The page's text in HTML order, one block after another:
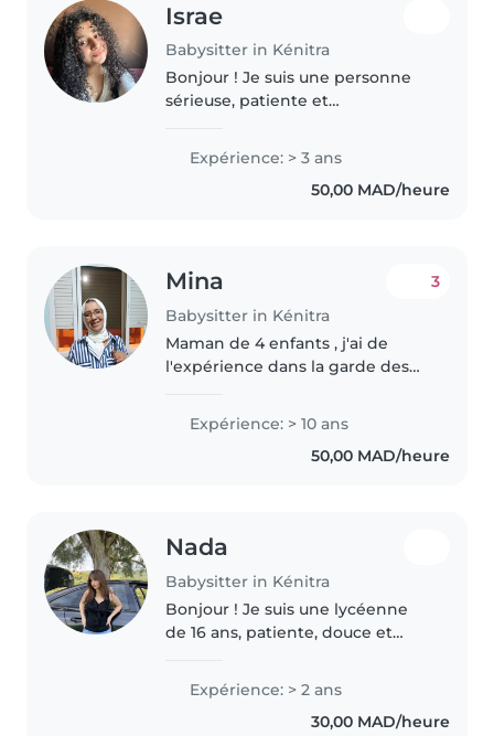
Israe
Babysitter in Kénitra
Bonjour ! Je suis une personne
sérieuse, patiente et
des enfants, jouer avec eux et
veiller à leur sécurité et à leur
bien-être. Je suis ponctuelle, à..
Expérience: > 3 ans
50,00 MAD/heure
Mina
Babysitter in Kénitra
3
Maman de 4 enfants , j'ai de
l'expérience dans la garde des
suis également prof des échecs
pour les enfants et les
adolescents, je suis toujours..
Expérience: > 10 ans
50,00 MAD/heure
Nada
Babysitter in Kénitra
Bonjour ! Je suis une lycéenne
de 16 ans, patiente, douce et
les enfants et j'apprécie passer
du temps avec eux, jouer,
dessiner, lire des histoires ou..
Expérience: > 2 ans
30,00 MAD/heure